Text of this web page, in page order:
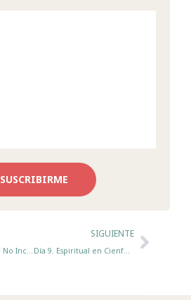
SUSCRIBIRME
SIGUIENTE
Día 9. Espiritual en Cienfuegos